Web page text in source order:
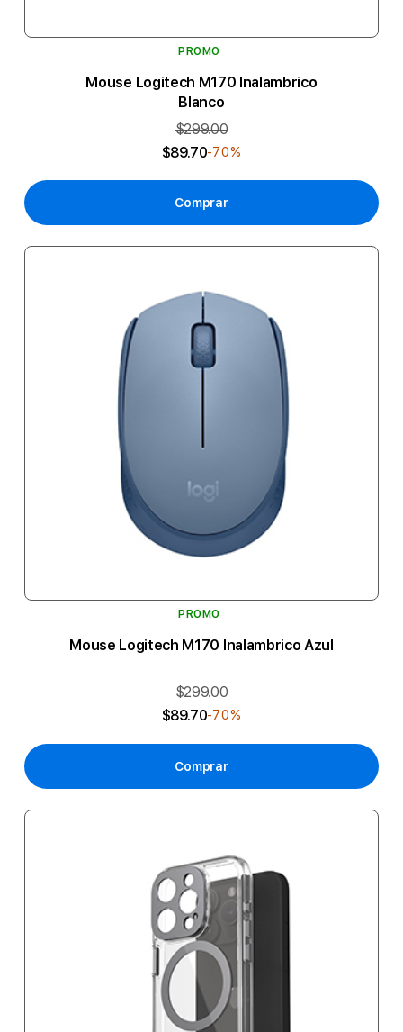
PROMO
Mouse Logitech M170 Inalambrico
Blanco
$299.00
$89.70-70%
Comprar
PROMO
Mouse Logitech M170 Inalambrico Azul
$299.00
$89.70-70%
Comprar